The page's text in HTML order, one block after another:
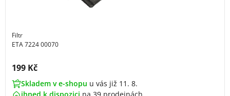
Filtr
ETA 7224 00070
Cena s DPH:
199 Kč
Skladem v e-shopu u vás již 11. 8.